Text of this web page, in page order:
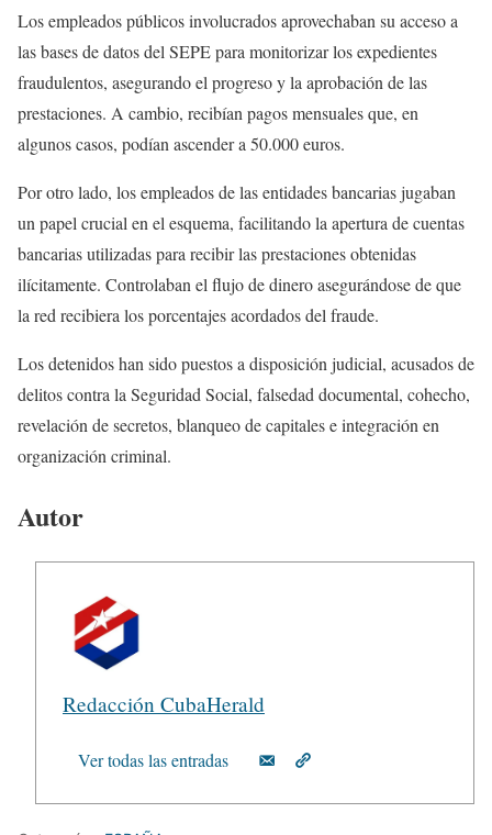
Los empleados públicos involucrados aprovechaban su acceso a
las bases de datos del SEPE para monitorizar los expedientes
fraudulentos, asegurando el progreso y la aprobación de las
prestaciones. A cambio, recibían pagos mensuales que, en
algunos casos, podían ascender a 50.000 euros.
Por otro lado, los empleados de las entidades bancarias jugaban
un papel crucial en el esquema, facilitando la apertura de cuentas
bancarias utilizadas para recibir las prestaciones obtenidas
ilícitamente. Controlaban el flujo de dinero asegurándose de que
la red recibiera los porcentajes acordados del fraude.
Los detenidos han sido puestos a disposición judicial, acusados de
delitos contra la Seguridad Social, falsedad documental, cohecho,
revelación de secretos, blanqueo de capitales e integración en
organización criminal.
Autor
Redacción CubaHerald
Ver todas las entradas